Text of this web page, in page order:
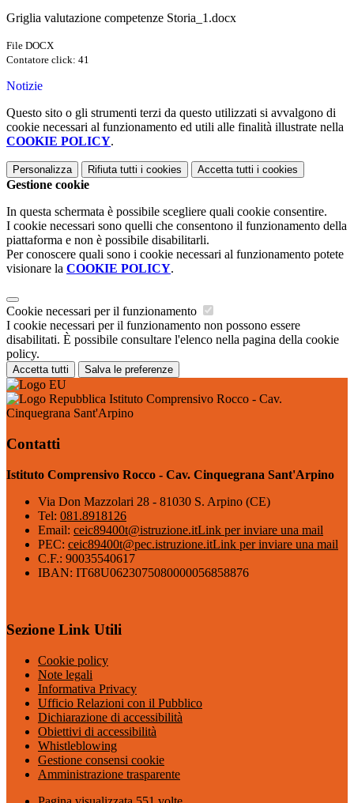
Griglia valutazione competenze Storia_1.docx
File DOCX
Contatore click: 41
Notizie
Questo sito o gli strumenti terzi da questo utilizzati si avvalgono di
cookie necessari al funzionamento ed utili alle finalità illustrate nella
COOKIE POLICY.
Personalizza Rifiuta tutti i cookies Accetta tutti i cookies
Gestione cookie
In questa schermata è possibile scegliere quali cookie consentire.
I cookie necessari sono quelli che consentono il funzionamento della
piattaforma e non è possibile disabilitarli.
Per conoscere quali sono i cookie necessari al funzionamento potete
visionare la COOKIE POLICY.
Cookie necessari per il funzionamento
I cookie necessari per il funzionamento non possono essere
disabilitati. È possibile consultare l'elenco nella pagina della cookie
policy.
Accetta tutti Salva le preferenze
Istituto Comprensivo Rocco - Cav.
Cinquegrana Sant'Arpino
Contatti
Istituto Comprensivo Rocco - Cav. Cinquegrana Sant'Arpino
Via Don Mazzolari 28 - 81030 S. Arpino (CE)
Tel: 081.8918126
Email: ceic89400t@istruzione.itLink per inviare una mail
PEC: ceic89400t@pec.istruzione.itLink per inviare una mail
C.F.: 90035540617
IBAN: IT68U0623075080000056858876
Sezione Link Utili
Cookie policy
Note legali
Informativa Privacy
Ufficio Relazioni con il Pubblico
Dichiarazione di accessibilità
Obiettivi di accessibilità
Whistleblowing
Gestione consensi cookie
Amministrazione trasparente